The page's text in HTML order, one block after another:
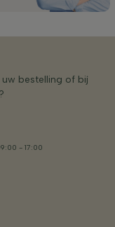
bestelling of bij
- 17:00